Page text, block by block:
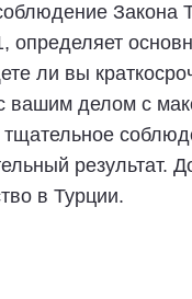
ли вы
вашим делом с
результат.
в Турции.